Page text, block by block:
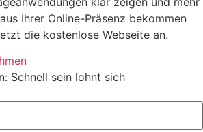
Ihrer Online-Präsenz bekommen
die kostenlose Webseite an.
Schnell sein lohnt sich